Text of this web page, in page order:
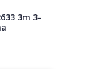
3m 3-